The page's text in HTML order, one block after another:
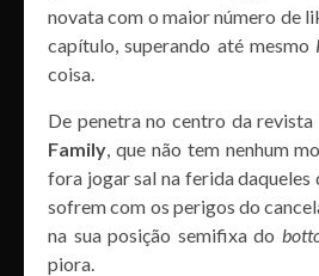
novata com o maior número de
capítulo, superando até mesmo
coisa.
De penetra no centro da revista
Family , que não tem nenhum
fora jogar sal na ferida daqueles
sofrem com os perigos do
na sua posição semifixa do
piora.